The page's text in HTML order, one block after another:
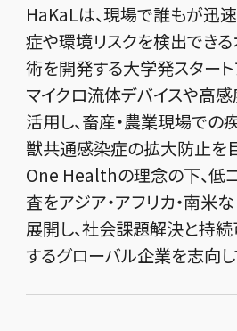
HaKaLは、現場で誰もが迅
症や環境リスクを検出でき
術を開発する大学発スタート
マイクロ流体デバイスや高感
活用し、畜産・農業現場で
獣共通感染症の拡大防止を
One Healthの理念の下、低
査をアジア・アフリカ・南米
展開し、社会課題解決と持
するグローバル企業を志向し